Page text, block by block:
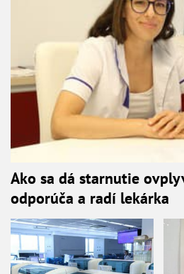
Ako sa dá starnutie
odporúča a radí lekárka